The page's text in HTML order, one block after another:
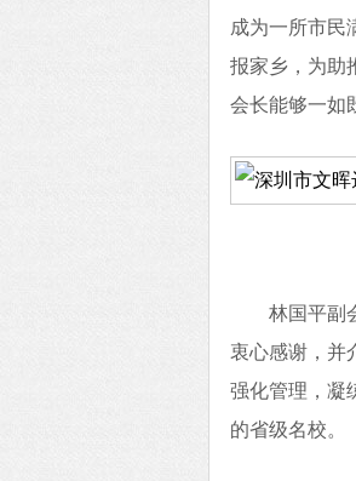
成为一所市民
报家乡，为助
会长能够一如
林国平副
衷心感谢，并
强化管理，凝
的省级名校。